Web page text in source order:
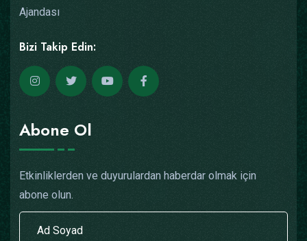
Ajandası
Bizi Takip Edin:
Abone Ol
Etkinliklerden ve duyurulardan haberdar olmak için
abone olun.